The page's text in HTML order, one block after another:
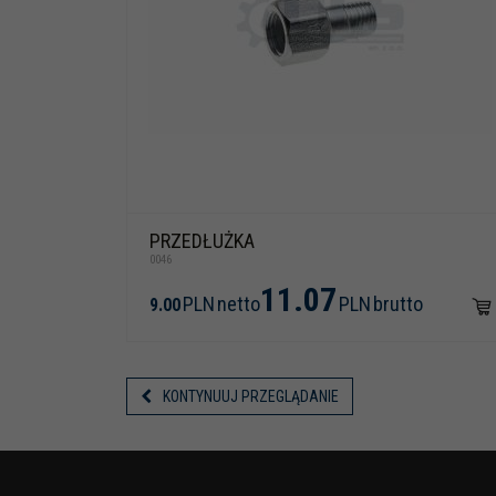
PRZEDŁUŻKA
0046
9.00PLNnetto11.07PLN brutto
KONTYNUUJ PRZEGLĄDANIE